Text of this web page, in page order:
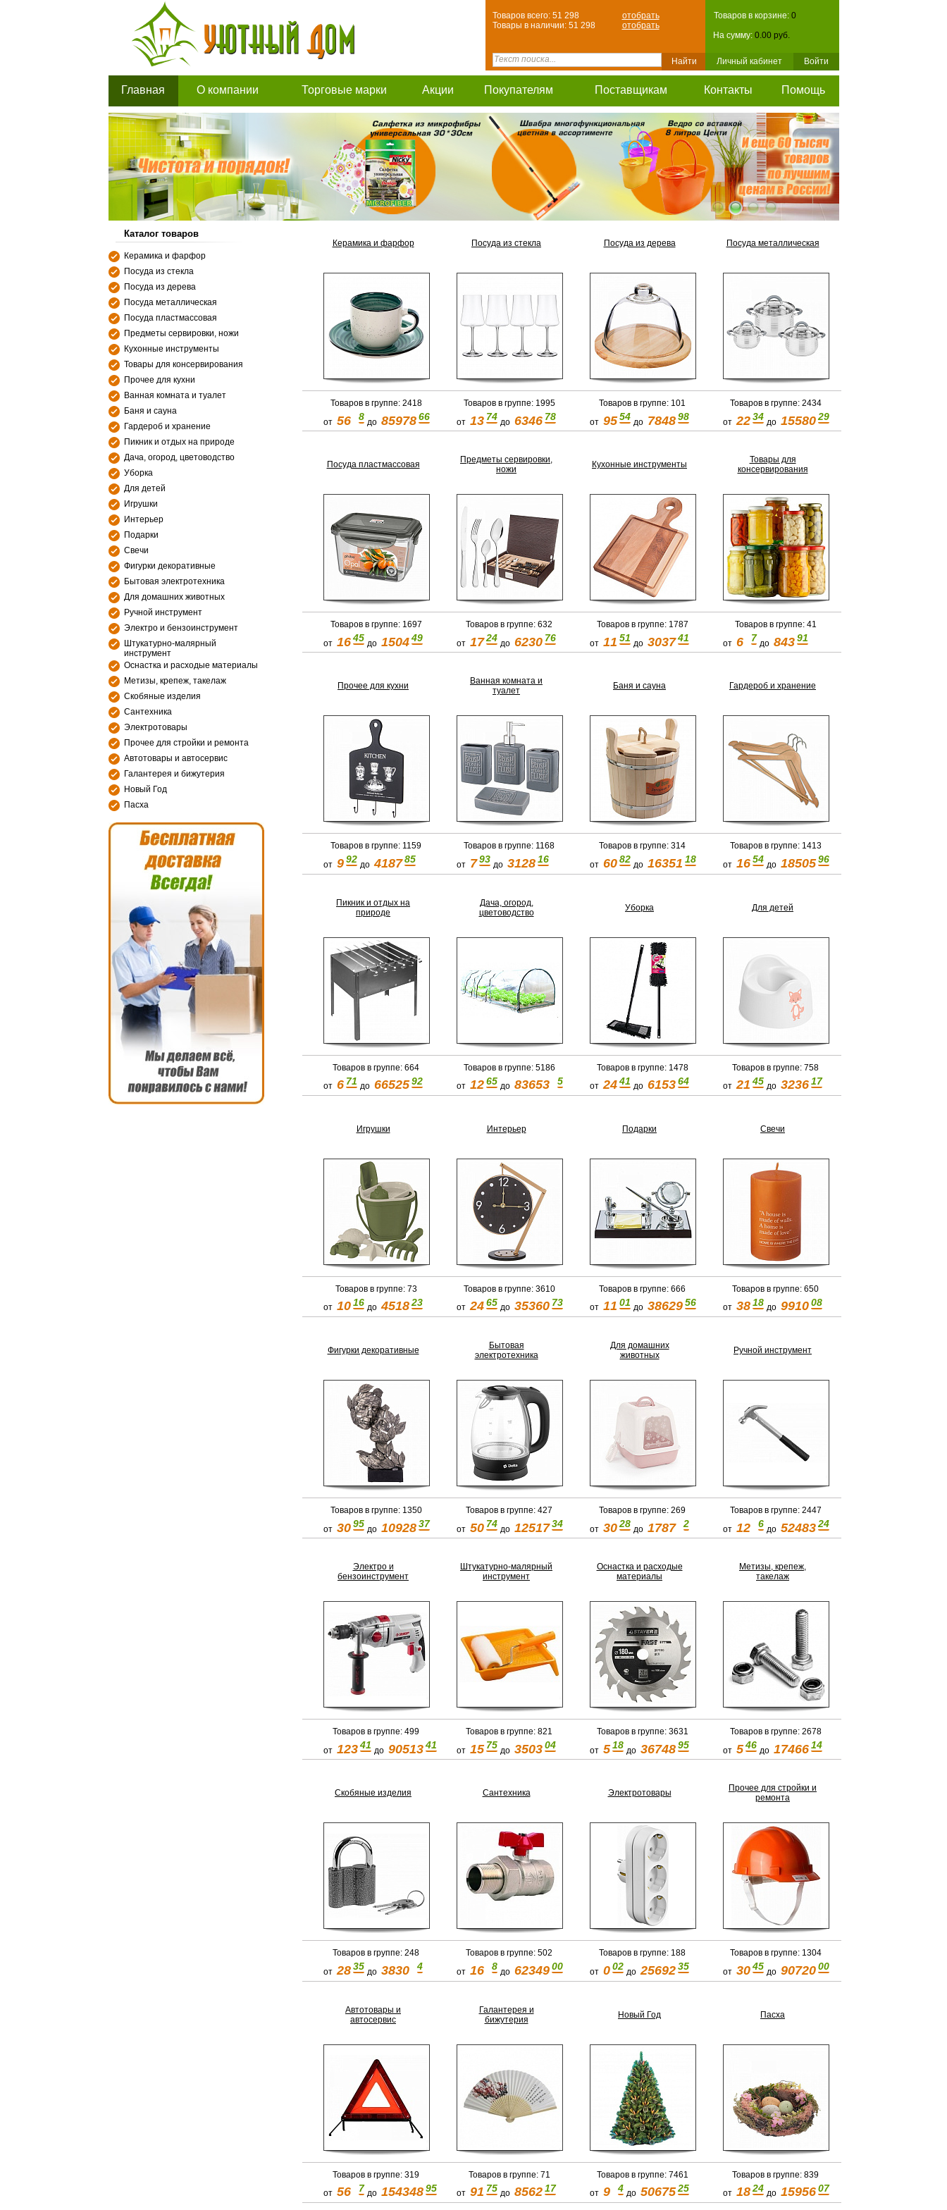
Товаров в корзине: 0
На сумму: 0.00 руб.
Личный кабинет Войти
Товаров всего: 51 298
отобрать
Товары в наличии: 51 298
отобрать
Главная О компании Торговые марки Акции Покупателям Поставщикам Контакты Помощь
Каталог товаров
Керамика и фарфор
Посуда из стекла
Посуда из дерева
Посуда металлическая
Посуда пластмассовая
Предметы сервировки, ножи
Кухонные инструменты
Товары для консервирования
Прочее для кухни
Ванная комната и туалет
Баня и сауна
Гардероб и хранение
Пикник и отдых на природе
Дача, огород, цветоводство
Уборка
Для детей
Игрушки
Интерьер
Подарки
Свечи
Фигурки декоративные
Бытовая электротехника
Для домашних животных
Ручной инструмент
Электро и бензоинструмент
Штукатурно-малярный
инструмент
Оснастка и расходые материалы
Метизы, крепеж, такелаж
Скобяные изделия
Сантехника
Электротовары
Прочее для стройки и ремонта
Автотовары и автосервис
Галантерея и бижутерия
Новый Год
Пасха
Керамика и фарфор
Товаров в группе: 2418
от 56 8до 85978 66
Посуда из стекла
Товаров в группе: 1995
от 13 74до 6346 78
Посуда из дерева
Товаров в группе: 101
от 95 54до 7848 98
Посуда металлическая
Товаров в группе: 2434
от 22 34до 15580 29
Посуда пластмассовая
Товаров в группе: 1697
от 16 45до 1504 49
Предметы сервировки,
ножи
Товаров в группе: 632
от 17 24до 6230 76
Кухонные инструменты
Товаров в группе: 1787
от 11 51до 3037 41
Товары для
консервирования
Товаров в группе: 41
от 6 7до 843 91
Прочее для кухни
Товаров в группе: 1159
от 9 92до4187 85
Ванная комната и
туалет
Товаров в группе: 1168
от 7 93до 3128 16
Баня и сауна
Товаров в группе: 314
от 60 82до 16351 18
Гардероб и хранение
Товаров в группе: 1413
от 16 54до 18505 96
Пикник и отдых на
природе
Товаров в группе: 664
от 6 71до 66525 92
Дача, огород,
цветоводство
Товаров в группе: 5186
от 12 65до 83653 5
Уборка
Товаров в группе: 1478
от24 41до 6153 64
Для детей
Товаров в группе: 758
от21 45до 3236 17
Игрушки
Товаров в группе: 73
от 10 16до4518 23
Интерьер
Товаров в группе: 3610
от24 65до 35360 73
Подарки
Товаров в группе: 666
от 11 01до 38629 56
Свечи
Товаров в группе: 650
от 38 18до 9910 08
Фигурки декоративные
Товаров в группе: 1350
от 30 95до 10928 37
Бытовая
электротехника
Товаров в группе: 427
от 50 74до 12517 34
Для домашних
животных
Товаров в группе: 269
от 30 28до 1787 2
Ручной инструмент
Товаров в группе: 2447
от 12 6до 52483 24
Электро и
бензоинструмент
Товаров в группе: 499
от 123 41до 90513 41
Штукатурно-малярный
инструмент
Товаров в группе: 821
от 15 75до 3503 04
Оснастка и расходые
материалы
Товаров в группе: 3631
от 5 18до 36748 95
Метизы, крепеж,
такелаж
Товаров в группе: 2678
от 5 46до 17466 14
Скобяные изделия
Товаров в группе: 248
от28 35до 3830 4
Сантехника
Товаров в группе: 502
от 16 8до 62349 00
Электротовары
Товаров в группе: 188
от 0 02до25692 35
Прочее для стройки и
ремонта
Товаров в группе: 1304
от 30 45до 90720 00
Автотовары и
автосервис
Товаров в группе: 319
от 56 7до 154348 95
Галантерея и
бижутерия
Товаров в группе: 71
от 91 75до 8562 17
Новый Год
Товаров в группе: 7461
от 9 4до 50675 25
Пасха
Товаров в группе: 839
от 18 24до 15956 07